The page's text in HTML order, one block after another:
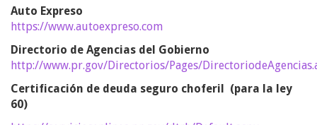
Auto Expreso
https://www.autoexpreso.com
Directorio de Agencias del Gobierno
http://www.pr.gov/Directorios/Pages/
Certificación de deuda seguro choferil (para la ley
60)